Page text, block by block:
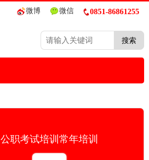
微博 微信 0851-86861255
搜索
公职考试培训常年培训